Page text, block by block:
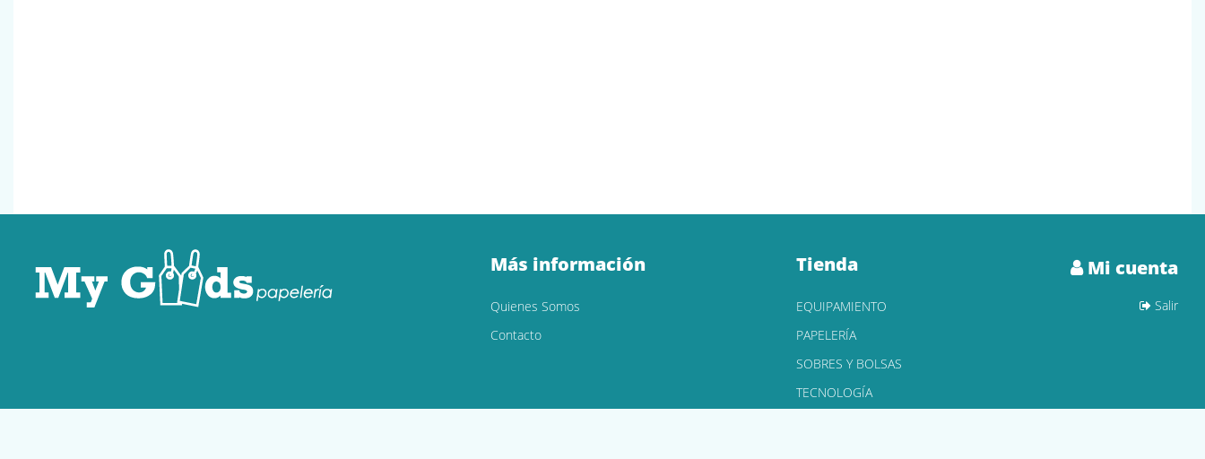
Más información
Quienes Somos
Contacto
Tienda
EQUIPAMIENTO
PAPELERÍA
SOBRES Y BOLSAS
TECNOLOGÍA
Mi cuenta
Salir